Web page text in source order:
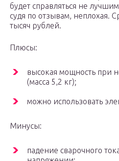
будет справляться не
судя по отзывам, неплохая.
тысяч рублей.
Плюсы:
высокая мощность при
(масса 5,2 кг);
можно использовать
Минусы:
падение сварочного